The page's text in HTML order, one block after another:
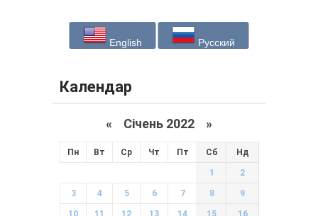
English Русский
Календар
« Січень 2022 »
Пн Вт Ср Чт Пт Сб Нд
1 2
3 4 5 6 7 8 9
10 11 12 13 14 15 16